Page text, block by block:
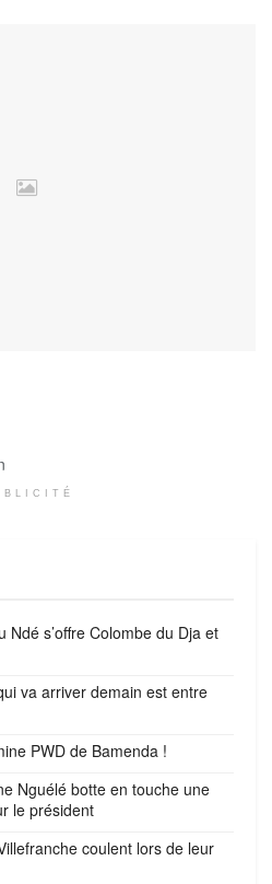
Ndé s’offre Colombe du Dja et
va arriver demain est entre
PWD de Bamenda !
Nguélé botte en touche une
le président
coulent lors de leur